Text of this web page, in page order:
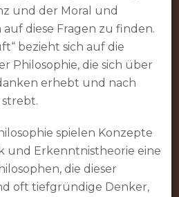
und der Moral und
diese Fragen zu finden.
bezieht sich auf die
Philosophie, die sich über
erhebt und nach
spielen Konzepte
und Erkenntnistheorie eine
die dieser
oft tiefgründige Denker,